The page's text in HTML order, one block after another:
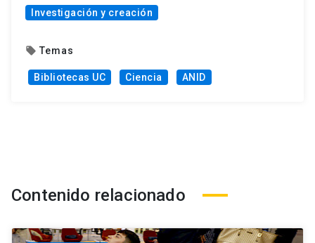
Investigación y creación
local_offer Temas
Bibliotecas UC Ciencia ANID
Contenido relacionado